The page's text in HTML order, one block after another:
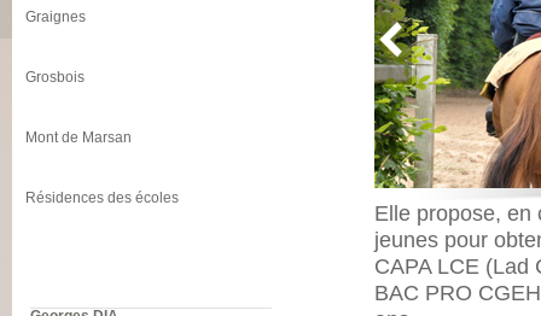
Graignes
Grosbois
Mont de Marsan
Résidences des écoles
centre
Les formations
L’Ecole de
au brevet tout
cheval.
Elle propose, en
jeunes pour
CAPA LCE (Lad
BAC PRO